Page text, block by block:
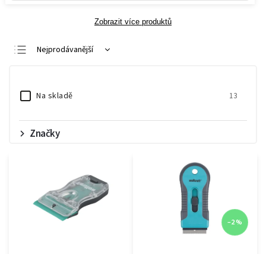
Zobrazit více produktů
Nejprodávanější
Na skladě 13
Značky
–2 %